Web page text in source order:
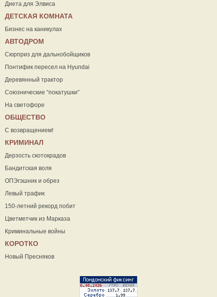
Диета для Элвиса
ДЕТСКАЯ КОМНАТА
Бизнес на каникулах
АВТОДРОМ
Сюрприз для дальнобойщиков
Понтифик пересел на Hyundai
Деревянный трактор
Союзнические “покатушки”
На светофоре
ОБЩЕСТВО
С возвращением!
КРИМИНАЛ
Дерзость скотокрадов
Бандитская воля
ОПЭгэшник и обрез
Левый трафик
150-летний рекорд побит
Цветметчик из Марказа
Криминальные войны
КОРОТКО
Новый Пресняков